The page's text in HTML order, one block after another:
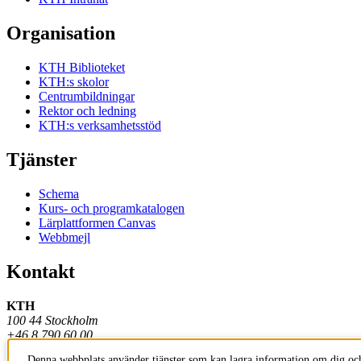
Organisation
KTH Biblioteket
KTH:s skolor
Centrumbildningar
Rektor och ledning
KTH:s verksamhetsstöd
Tjänster
Schema
Kurs- och programkatalogen
Lärplattformen Canvas
Webbmejl
Kontakt
KTH
100 44 Stockholm
+46 8 790 60 00